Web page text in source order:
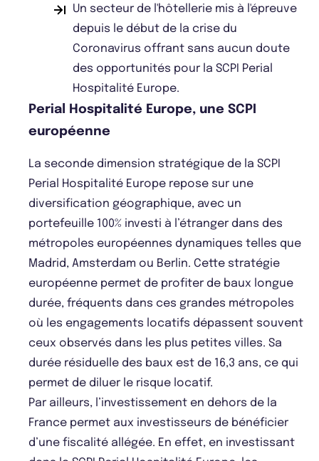
Un secteur de l'hôtellerie mis à l'épreuve
depuis le début de la crise du
Coronavirus offrant sans aucun doute
des opportunités pour la SCPI Perial
Hospitalité Europe.
Perial Hospitalité Europe, une SCPI
européenne
La seconde dimension stratégique de la SCPI
Perial Hospitalité Europe repose sur une
diversification géographique, avec un
portefeuille 100% investi à l’étranger dans des
métropoles européennes dynamiques telles que
Madrid, Amsterdam ou Berlin. Cette stratégie
européenne permet de profiter de baux longue
durée, fréquents dans ces grandes métropoles
où les engagements locatifs dépassent souvent
ceux observés dans les plus petites villes. Sa
durée résiduelle des baux est de 16,3 ans, ce qui
permet de diluer le risque locatif.
Par ailleurs, l’investissement en dehors de la
France permet aux investisseurs de bénéficier
d’une fiscalité allégée. En effet, en investissant